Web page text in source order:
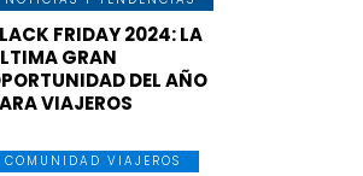
FRIDAY 2024: LA
GRAN
DEL AÑO
VIAJEROS
COMUNIDAD VIAJEROS